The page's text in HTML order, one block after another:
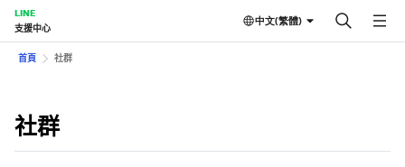
LINE
支援中心
中文(繁體)
首頁 社群
社群